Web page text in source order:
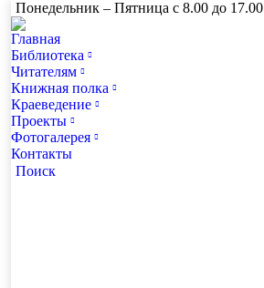
Понедельник – Пятница с 8.00 до 17.00
Главная
Библиотека
Читателям
Книжная полка
Краеведение
Проекты
Фотогалерея
Контакты
Поиск:
Поиск